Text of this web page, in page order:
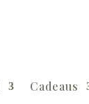
Cadeaus